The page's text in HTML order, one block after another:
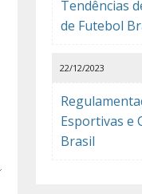
Tendências
de Futebol
Esportivas e
Brasil
22/12/2023